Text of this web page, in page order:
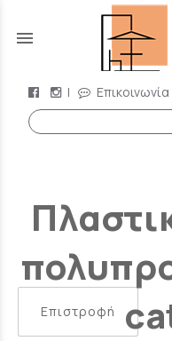
menu
| Επικοινωνία
Επιστροφή